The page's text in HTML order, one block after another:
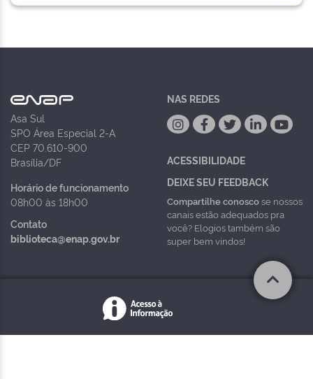
Asa Sul
SPO Área Especial 2-A
CEP 70.610-900
Brasília/DF
Horário de funcionamento
08h00 às 18h00
Contato
biblioteca@enap.gov.br
NAS REDES
ACESSIBILIDADE
DEIXE SEU FEEDBACK
Compartilhe conoscose nossos
canais estão adequados pra
você? Elogios também são
super bem vindos!